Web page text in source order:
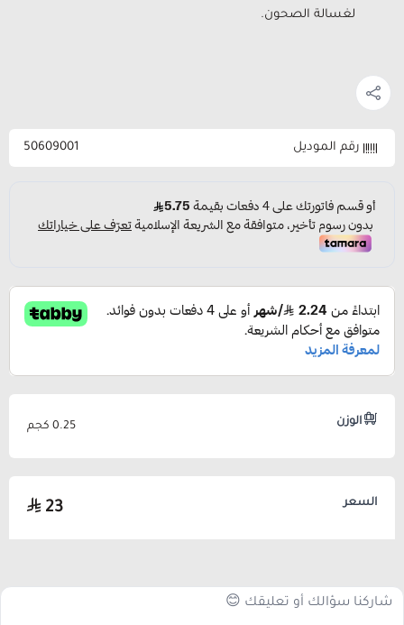
لغسالة الصحون.
رقم الموديل 50609001
الوزن 0.25 كجم
السعر 23